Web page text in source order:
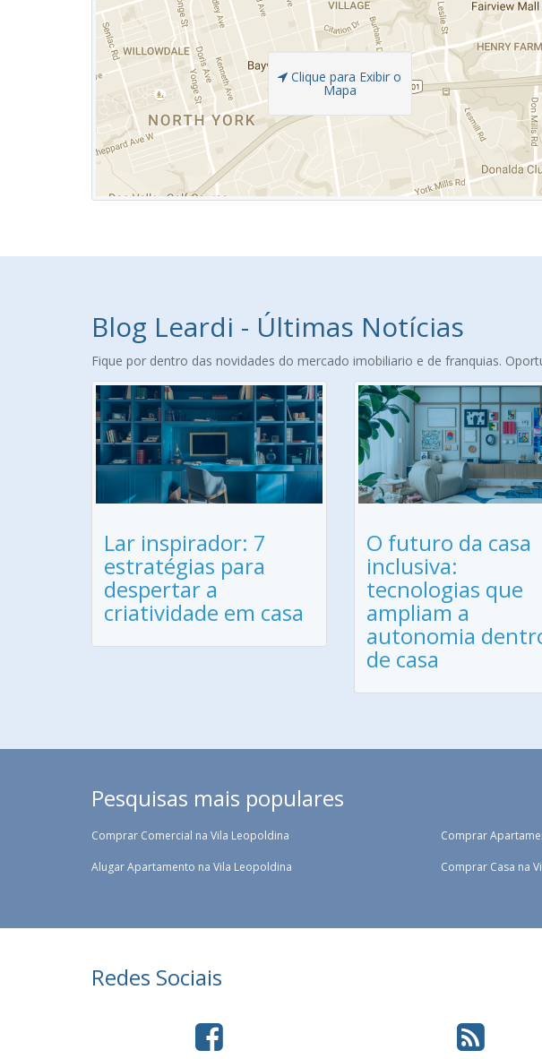
Clique para Exibir o
Mapa
Blog Leardi - Últimas Notícias
Fique por dentro das novidades do mercado imobiliario e de franquias.
Lar inspirador: 7
estratégias para
despertar a
criatividade em casa
O futuro da casa
inclusiva:
tecnologias que
ampliam a
autonomia
de casa
Pesquisas mais populares
Comprar Comercial na Vila Leopoldina Comprar
Alugar Apartamento na Vila Leopoldina Comprar Casa na
Redes Sociais